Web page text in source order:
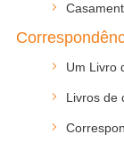
Um Livro
Livros de